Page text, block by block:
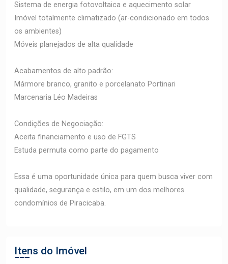
Sistema de energia fotovoltaica e aquecimento solar
Imóvel totalmente climatizado (ar-condicionado em todos
os ambientes)
Móveis planejados de alta qualidade
Acabamentos de alto padrão:
Mármore branco, granito e porcelanato Portinari
Marcenaria Léo Madeiras
Condições de Negociação:
Aceita financiamento e uso de FGTS
Estuda permuta como parte do pagamento
Essa é uma oportunidade única para quem busca viver com
qualidade, segurança e estilo, em um dos melhores
condomínios de Piracicaba.
Itens do Imóvel